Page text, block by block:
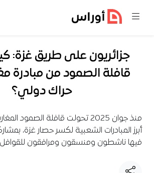
جزائريون على طريق غزة:
قافلة الصمود من مبادرة
حراك دولي؟
منذ جوان 2025 تحولت قافلة
أبرز المبادرات الشعبية لكسر حصار غزة،
فيها ناشطون ومنسقون ومرافقون للقوافل